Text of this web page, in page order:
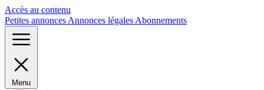
Accès au contenu
Petites annonces Annonces légales Abonnements
Menu
Panneau de gestion des cookies